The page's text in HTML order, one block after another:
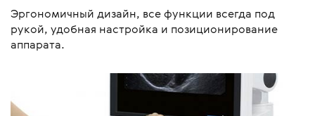
Эргономичный дизайн, все функции всегда под
рукой, удобная настройка и позиционирование
аппарата.